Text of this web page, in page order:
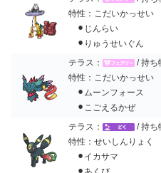
特性：こだいかっせい
⚫︎じんらい ⚫︎１
⚫︎りゅうせいぐん
テラス：
/ 持ち
特性：こだいかっせい
⚫︎ムーンフォース
⚫︎こごえるかぜ
テラス：
/ 持ち
特性：せいしんりょく
⚫︎イカサマ ⚫︎